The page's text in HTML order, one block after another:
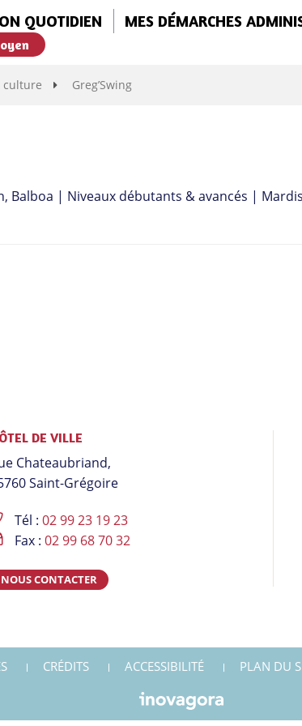
QUOTIDIEN MES DÉMARCHES
culture Greg’Swing
Balboa | Niveaux débutants & avancés | Mardis
DE VILLE
Chateaubriand,
Saint-Grégoire
Tél : 02 99 23 19 23
Fax : 02 99 68 70 32
NOUS CONTACTER
CRÉDITS ACCESSIBILITÉ PLAN DU